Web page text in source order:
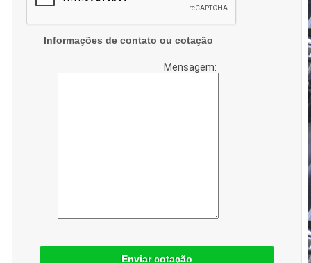
Informações de contato ou cotação
Mensagem:
Enviar cotação